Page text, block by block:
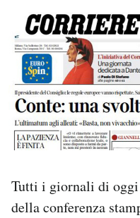
Sport
PODCAST
NEWSLETTER
Tutti i giornali di oggi
della conferenza